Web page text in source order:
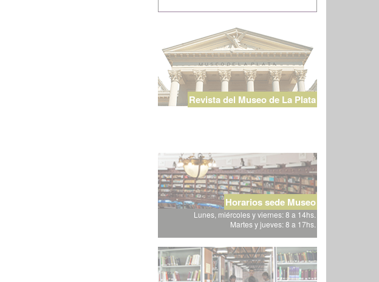
Revista del Museo de La Plata
Horarios sede Museo
Lunes, miércoles y viernes: 8 a 14hs.
Martes y jueves: 8 a 17hs.